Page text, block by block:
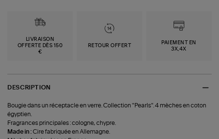
LIVRAISON
OFFERTE DÈS 150
€
RETOUR OFFERT
PAIEMENT EN
3X,4X
DESCRIPTION
Bougie dans un réceptacle en verre. Collection "Pearls". 4 mèches en coton
égyptien.
Fragrances principales : cologne, chypre.
Made in :Cire fabriquée en Allemagne.